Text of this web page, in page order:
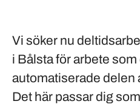
Vi söker nu
i Bålsta för arbete
automatiserade delen
Det här passar dig